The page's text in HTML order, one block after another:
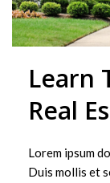
Learn
Real
Lorem ipsum
Duis mollis et